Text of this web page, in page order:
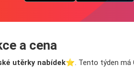
a cena
utěrky nabídek⭐️. Tento týden má